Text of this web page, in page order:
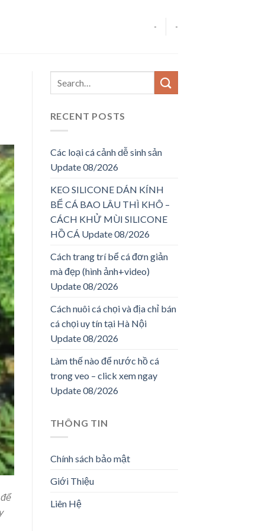
- -
RECENT POSTS
Các loại cá cảnh dễ sinh sản
Update 08/2026
KEO SILICONE DÁN KÍNH
BỂ CÁ BAO LÂU THÌ KHÔ –
CÁCH KHỬ MÙI SILICONE
HỒ CÁ Update 08/2026
Cách trang trí bể cá đơn giản
mà đẹp (hình ảnh+video)
Update 08/2026
Cách nuôi cá chọi và địa chỉ bán
cá chọi uy tín tại Hà Nội
Update 08/2026
Làm thế nào để nước hồ cá
trong veo – click xem ngay
Update 08/2026
THÔNG TIN
Chính sách bảo mật
Giới Thiệu
Liên Hệ